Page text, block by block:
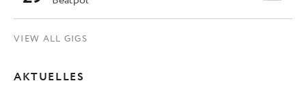
VIEW ALL GIGS
AKTUELLES